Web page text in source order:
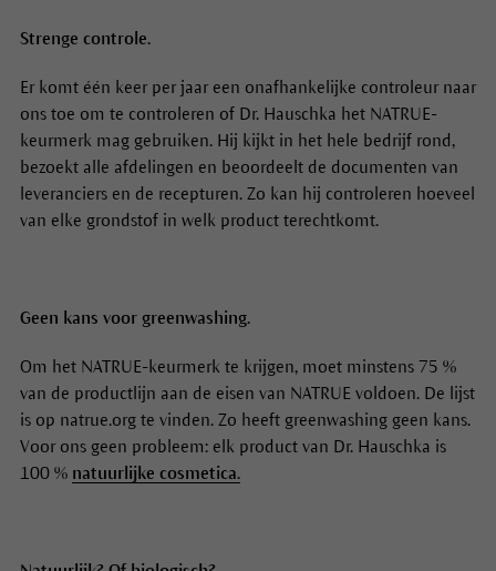
Strenge controle.
Er komt één keer per jaar een onafhankelijke controleur naar
ons toe om te controleren of Dr. Hauschka het NATRUE-
keurmerk mag gebruiken. Hij kijkt in het hele bedrijf rond,
bezoekt alle afdelingen en beoordeelt de documenten van
leveranciers en de recepturen. Zo kan hij controleren hoeveel
van elke grondstof in welk product terechtkomt.
Geen kans voor greenwashing.
Om het NATRUE-keurmerk te krijgen, moet minstens 75 %
van de productlijn aan de eisen van NATRUE voldoen. De lijst
is op natrue.org te vinden. Zo heeft greenwashing geen kans.
Voor ons geen probleem: elk product van Dr. Hauschka is
100 % natuurlijke cosmetica.